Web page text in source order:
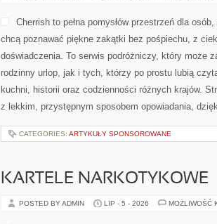
Cherrish to pełna pomysłów przestrzeń dla
chcą poznawać piękne zakątki bez pośpiechu, z
doświadczenia. To serwis podróżniczy, który może
rodzinny urlop, jak i tych, którzy po prostu lubią
kuchni, historii oraz codzienności różnych krajów.
z lekkim, przystępnym sposobem opowiadania,
CATEGORIES: ARTYKUŁY SPONSOROWANE
KARTELE NARKOTYKOWE
POSTED BY ADMIN LIP - 5 - 2026 MOŻLIWOŚĆ